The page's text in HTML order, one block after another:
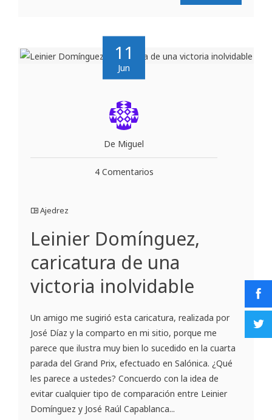
11
Jun
De Miguel
4 Comentarios
Ajedrez
Leinier Domínguez,
caricatura de una
victoria inolvidable
Un amigo me sugirió esta caricatura, realizada por
José Díaz y la comparto en mi sitio, porque me
parece que ilustra muy bien lo sucedido en la cuarta
parada del Grand Prix, efectuado en Salónica. ¿Qué
les parece a ustedes? Concuerdo con la idea de
evitar cualquier tipo de comparación entre Leinier
Domínguez y José Raúl Capablanca...